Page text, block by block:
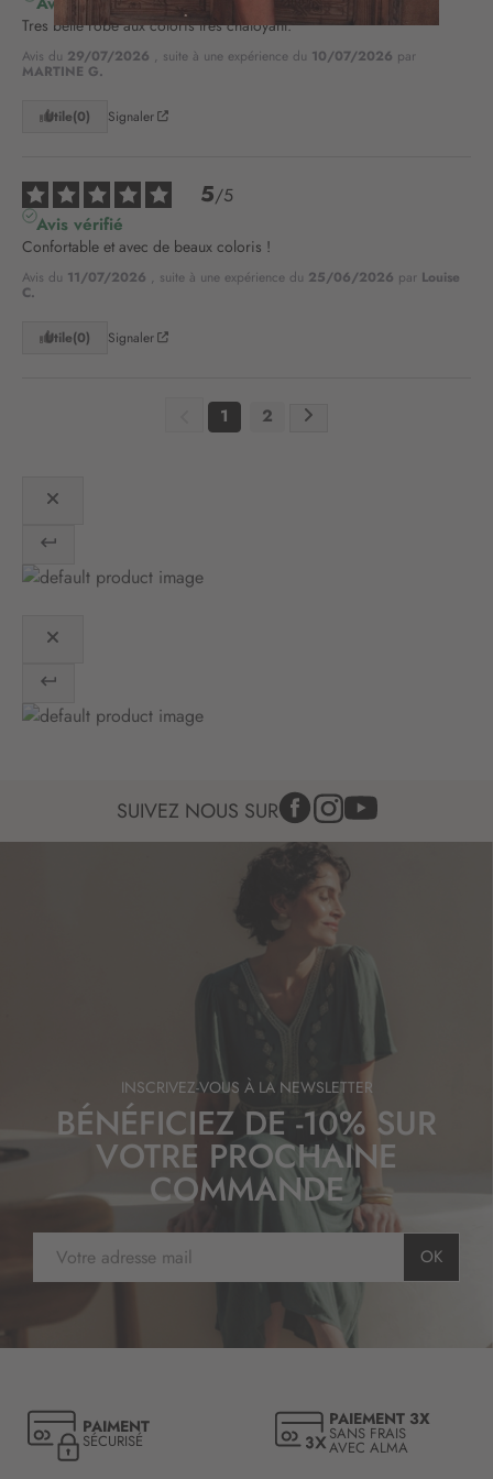
Tres belle robe aux coloris très chatoyant.
Avis du 29/07/2026 , suite à une expérience du 10/07/2026 par
MARTINE G.
Utile(0) Signaler
5/5
Avis vérifié
Confortable et avec de beaux coloris !
Avis du 11/07/2026 , suite à une expérience du 25/06/2026 par Louise
C.
Utile(0) Signaler
1 2
SUIVEZ NOUS SUR
INSCRIVEZ-VOUS À LA NEWSLETTER
BÉNÉFICIEZ DE -10% SUR
VOTRE PROCHAINE
COMMANDE
s
t
i
o
OK
PAIMENT
SÉCURISÉ
PAIEMENT 3X
SANS FRAIS
AVEC ALMA
t
e
t
t
r
e
d
n
: